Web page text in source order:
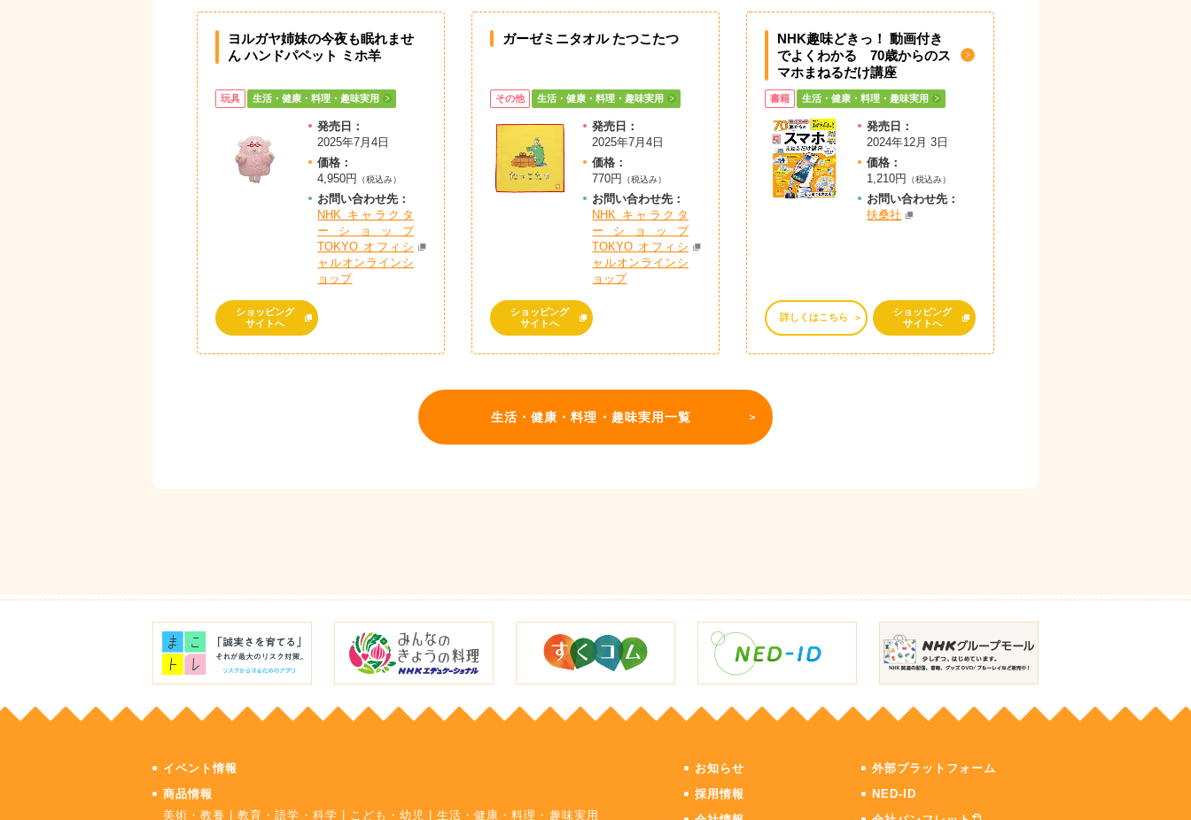
ヨルガヤ姉妹の今夜も眠れませ
ん ハンドパペット ミホ羊
玩具 生活・健康・料理・趣味実用
発売日：
2025年7月4日
価格：
4,950円
（税込み）
お問い合わせ先：
NHK キャラクタ
ーショップ
TOKYO オフィシ
ャルオンラインシ
ョップ
ショッピング
サイトへ
ガーゼミニタオル たつこたつ
その他 生活・健康・料理・趣味実用
発売日：
2025年7月4日
価格：
770円
（税込み）
お問い合わせ先：
NHK キャラクタ
ーショップ
TOKYO オフィシ
ャルオンラインシ
ョップ
ショッピング
サイトへ
NHK趣味どきっ！ 動画付き
でよくわかる 70歳からのス
マホまねるだけ講座
書籍 生活・健康・料理・趣味実用
発売日：
2024年12月 3日
価格：
1,210円
（税込み）
お問い合わせ先：
扶桑社
詳しくはこちら
ショッピング
サイトへ
生活・健康・料理・趣味実用一覧
イベント情報
商品情報
美術・教養
|教育・語学・科学 こども・幼児 |生活・健康・料理・趣味実用
お知らせ
採用情報
外部プラットフォーム
NED-ID